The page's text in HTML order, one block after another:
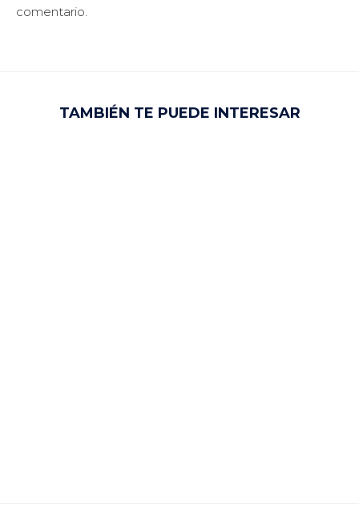
comentario.
TAMBIÉN TE PUEDE INTERESAR